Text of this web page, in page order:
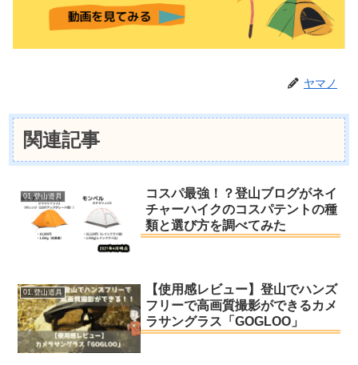
ヤマノ
関連記事
01.登山道具
コスパ最強！？登山ブログがネイ
チャーハイクのコスパテントの種
類と選び方を調べてみた
01.登山道具
【使用感レビュー】登山でハンズ
フリーで高画質撮影ができるカメ
ラサングラス「GOGLOO」